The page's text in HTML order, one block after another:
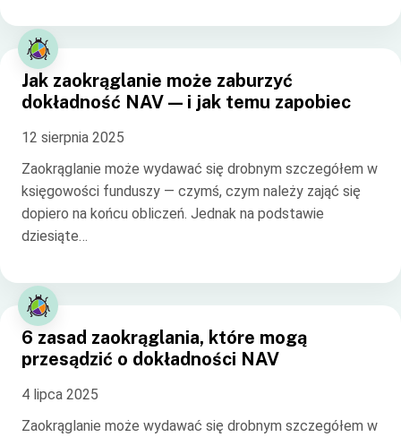
Jak zaokrąglanie może zaburzyć
dokładność NAV — i jak temu zapobiec
12 sierpnia 2025
Zaokrąglanie może wydawać się drobnym szczegółem w
księgowości funduszy — czymś, czym należy zająć się
dopiero na końcu obliczeń. Jednak na podstawie
dziesiąte…
6 zasad zaokrąglania, które mogą
przesądzić o dokładności NAV
4 lipca 2025
Zaokrąglanie może wydawać się drobnym szczegółem w